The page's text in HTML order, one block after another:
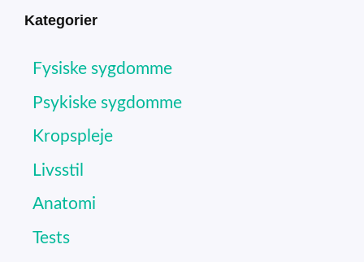
Kategorier
Fysiske sygdomme
Psykiske sygdomme
Kropspleje
Livsstil
Anatomi
Tests